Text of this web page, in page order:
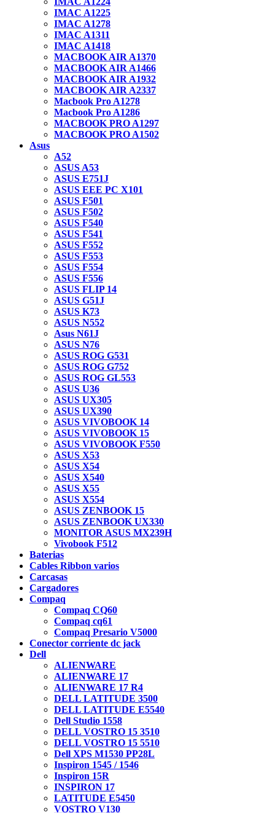
IMAC A1225
IMAC A1278
IMAC A1311
IMAC A1418
MACBOOK AIR A1370
MACBOOK AIR A1466
MACBOOK AIR A1932
MACBOOK AIR A2337
Macbook Pro A1278
Macbook Pro A1286
MACBOOK PRO A1297
MACBOOK PRO A1502
Asus
A52
ASUS A53
ASUS E751J
ASUS EEE PC X101
ASUS F501
ASUS F502
ASUS F540
ASUS F541
ASUS F552
ASUS F553
ASUS F554
ASUS F556
ASUS FLIP 14
ASUS G51J
ASUS K73
ASUS N552
Asus N61J
ASUS N76
ASUS ROG G531
ASUS ROG G752
ASUS ROG GL553
ASUS U36
ASUS UX305
ASUS UX390
ASUS VIVOBOOK 14
ASUS VIVOBOOK 15
ASUS VIVOBOOK F550
ASUS X53
ASUS X54
ASUS X540
ASUS X55
ASUS X554
ASUS ZENBOOK 15
ASUS ZENBOOK UX330
MONITOR ASUS MX239H
Vivobook F512
Baterias
Cables Ribbon varios
Carcasas
Cargadores
Compaq
Compaq CQ60
Compaq cq61
Compaq Presario V5000
Conector corriente dc jack
Dell
ALIENWARE
ALIENWARE 17
ALIENWARE 17 R4
DELL LATITUDE 3500
DELL LATITUDE E5540
Dell Studio 1558
DELL VOSTRO 15 3510
DELL VOSTRO 15 5510
Dell XPS M1530 PP28L
Inspiron 1545 / 1546
Inspiron 15R
INSPIRON 17
LATITUDE E5450
VOSTRO V130